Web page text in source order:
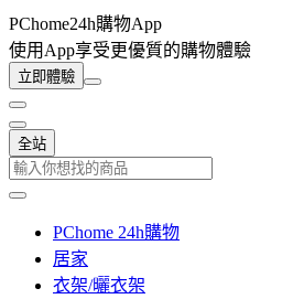
PChome24h購物App
使用App享受更優質的購物體驗
立即體驗
全站
PChome 24h購物
居家
衣架/曬衣架